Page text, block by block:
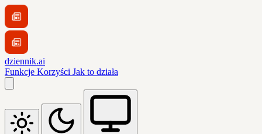
dziennik.ai
Funkcje Korzyści Jak to działa